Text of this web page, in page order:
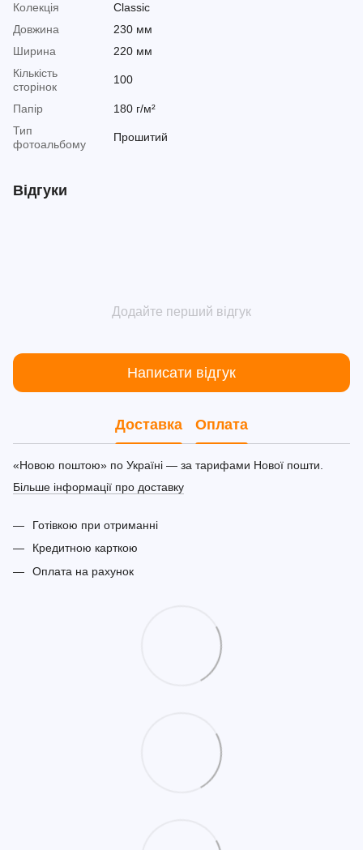
Колекція
Classic
Довжина
230 мм
Ширина
220 мм
Кількість
сторінок
100
Папір
180 г/м²
Тип
фотоальбому
Прошитий
Відгуки
Додайте перший відгук
Написати відгук
Доставка Оплата
«Новою поштою» по Україні — за тарифами Нової пошти.
Більше інформації про доставку
Готівкою при отриманні
Кредитною карткою
Оплата на рахунок